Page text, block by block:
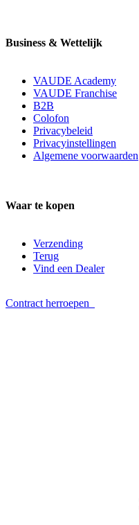
Business & Wettelijk
VAUDE Academy
VAUDE Franchise
B2B
Colofon
Privacybeleid
Privacyinstellingen
Algemene voorwaarden
Waar te kopen
Verzending
Terug
Vind een Dealer
Contract herroepen